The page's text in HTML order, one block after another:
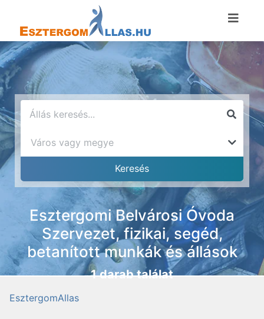
Esztergomi Belvárosi Óvoda
Szervezet, fizikai, segéd,
betanított munkák és állások
1 darab találat
EsztergomAllas